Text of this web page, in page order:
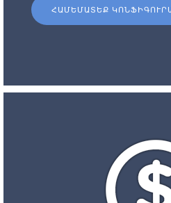
ՀԱՄԵՄԱՏԵՔ